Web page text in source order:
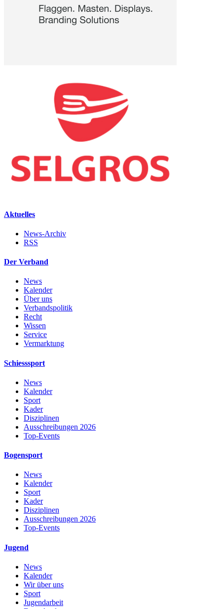
Aktuelles
News-Archiv
RSS
Der Verband
News
Kalender
Über uns
Verbandspolitik
Recht
Wissen
Service
Vermarktung
Schiesssport
News
Kalender
Sport
Kader
Disziplinen
Ausschreibungen 2026
Top-Events
Bogensport
News
Kalender
Sport
Kader
Disziplinen
Ausschreibungen 2026
Top-Events
Jugend
News
Kalender
Wir über uns
Sport
Jugendarbeit